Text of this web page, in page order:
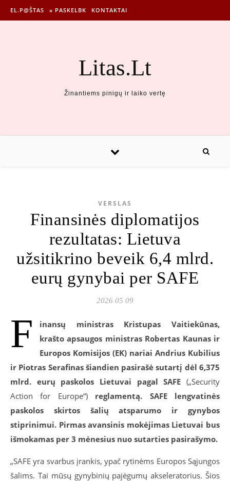
EL.P@ŠTAS » PASKELBK KONTAKTAI
Litas.Lt
Žinantiems pinigų ir laiko vertę
VERSLAS
Finansinės diplomatijos
rezultatas: Lietuva
užsitikrino beveik 6,4 mlrd.
eurų gynybai per SAFE
2026 05 09
F
inansų ministras Kristupas Vaitiekūnas,
krašto apsaugos ministras Robertas Kaunas ir
Europos Komisijos (EK) nariai Andrius Kubilius
ir Piotras Serafinas šiandien pasirašė sutartį dėl 6,375
mlrd. eurų paskolos Lietuvai pagal SAFE („Security
Action for Europe“) reglamentą. SAFE lengvatinės
paskolos skirtos šalių atsparumo ir gynybos
stiprinimui. Pirmas avansinis mokėjimas Lietuvai bus
išmokamas per 3 mėnesius nuo sutarties pasirašymo.
„SAFE yra svarbus įrankis, ypač rytinėms Europos Sąjungos
šalims. Tai mūsų gynybinių pajėgumų akseleratorius. Šios